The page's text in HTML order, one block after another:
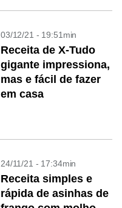
03/12/21 - 19:51min
Receita de X-Tudo
gigante impressiona,
mas e fácil de fazer
em casa
24/11/21 - 17:34min
Receita simples e
rápida de asinhas de